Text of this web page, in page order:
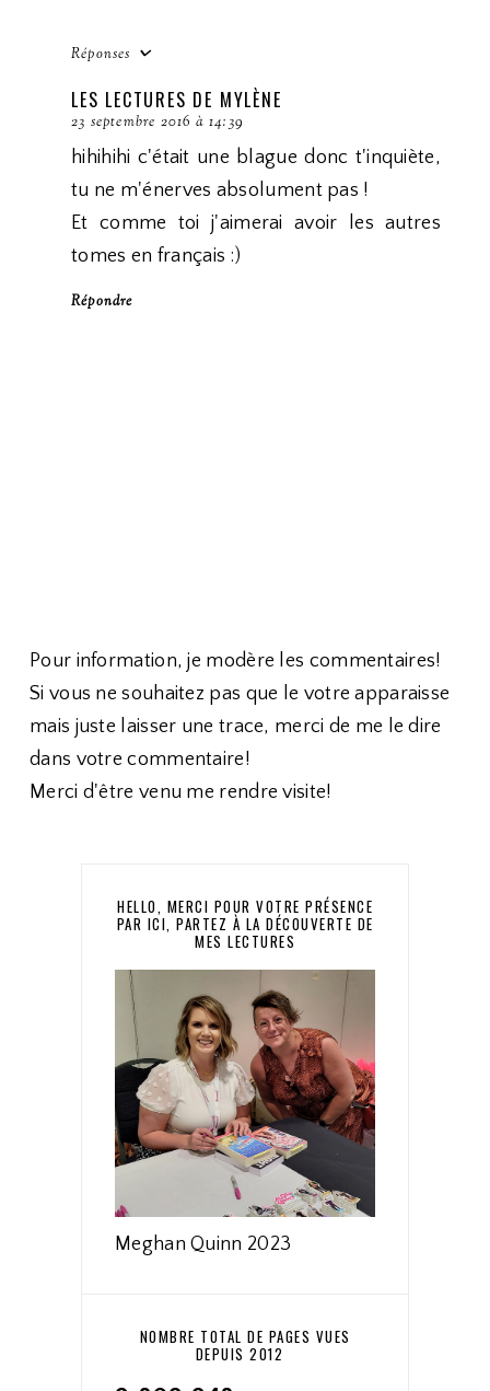
Réponses
LES LECTURES DE MYLÈNE
23 septembre 2016 à 14:39
hihihihi c'était une blague donc t'inquiète,
tu ne m'énerves absolument pas !
Et comme toi j'aimerai avoir les autres
tomes en français :)
Répondre
Pour information, je modère les commentaires!
Si vous ne souhaitez pas que le votre apparaisse
mais juste laisser une trace, merci de me le dire
dans votre commentaire!
Merci d'être venu me rendre visite!
HELLO, MERCI POUR VOTRE PRÉSENCE
PAR ICI, PARTEZ À LA DÉCOUVERTE DE
MES LECTURES
Meghan Quinn 2023
NOMBRE TOTAL DE PAGES VUES
DEPUIS 2012